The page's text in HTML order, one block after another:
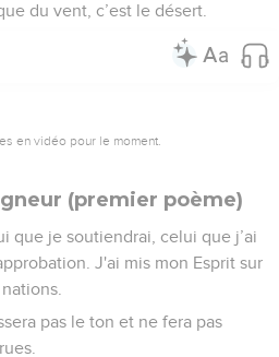
du vent, c’est le désert.
en vidéo pour le moment.
(premier poème)
que je soutiendrai, celui que j’ai
J'ai mis mon Esprit sur
pas le ton et ne fera pas